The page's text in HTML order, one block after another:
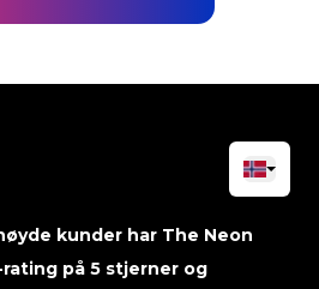
kunder har The Neon
på 5 stjerner og